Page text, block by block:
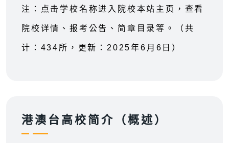
注：点击学校名称进入院校本站主页，查看
院校详情、报考公告、简章目录等。（共
计：434所，更新：2025年6月6日）
港澳台高校简介（概述）